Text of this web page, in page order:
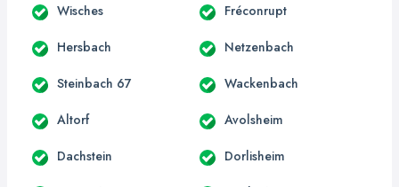
Wisches Fréconrupt
Hersbach Netzenbach
Steinbach 67 Wackenbach
Altorf Avolsheim
Dachstein Dorlisheim